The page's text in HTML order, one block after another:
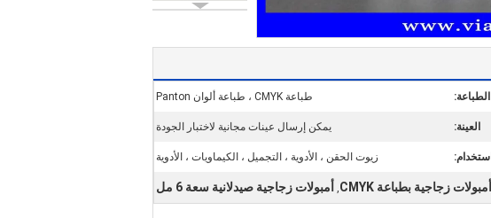
الطباعة: طباعة CMYK ، طباعة ألوان Panton
العينة: يمكن إرسال عينات مجانية لاختبار الجودة
استخدام: زيوت الحقن ، الأدوية ، التجميل ، الكيماويات ، الأدوية
أمبولات زجاجية بطباعة CMYK , أمبولات زجاجية صيدلانية سعة 6 مل